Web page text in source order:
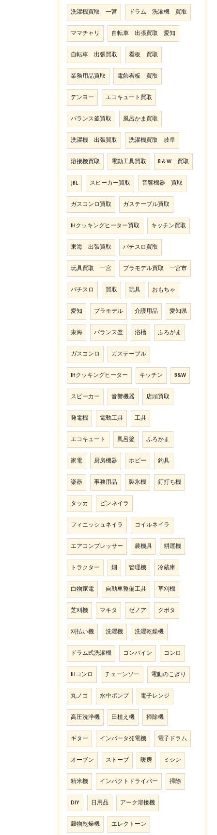
洗濯機買取 一宮 ドラム 洗濯機 買取
ママチャリ 自転車 出張買取 愛知
自転車 出張買取 看板 買取
業務用品買取 電飾看板 買取
デンヨー エコキュート買取
バランス釜買取 風呂かま買取
洗濯機 出張買取 洗濯機買取 岐阜
溶接機買取 電動工具買取 B＆W 買取
JBL スピーカー買取 音響機器 買取
ガスコンロ買取 ガステーブル買取
IHクッキングヒーター買取 キッチン買取
東海 出張買取 パチスロ買取
玩具買取 一宮 プラモデル買取 一宮市
パチスロ 買取 玩具 おもちゃ
愛知 プラモデル 介護用品 愛知県
東海 バランス釜 浴槽 ふろがま
ガスコンロ ガステーブル
IHクッキングヒーター キッチン B&W
スピーカー 音響機器 店頭買取
発電機 電動工具 工具
エコキュート 風呂釜 ふろかま
家電 厨房機器 ホビー 釣具
楽器 事務用品 製氷機 釘打ち機
タッカ ピンネイラ
フィニッシュネイラ コイルネイラ
エアコンプレッサー 農機具 耕運機
トラクター 畑 管理機 冷蔵庫
白物家電 自動車整備工具 草刈機
芝刈機 マキタ ゼノア クボタ
刈払い機 洗濯機 洗濯乾燥機
ドラム式洗濯機 コンバイン コンロ
IHコンロ チェーンソー 電動のこぎり
丸ノコ 水中ポンプ 電子レンジ
高圧洗浄機 田植え機 掃除機
ギター インバータ発電機 電子ドラム
オーブン ストーブ 暖房 ミシン
精米機 インパクトドライバー 掃除
DIY 日用品 アーク溶接機
穀物乾燥機 エレクトーン